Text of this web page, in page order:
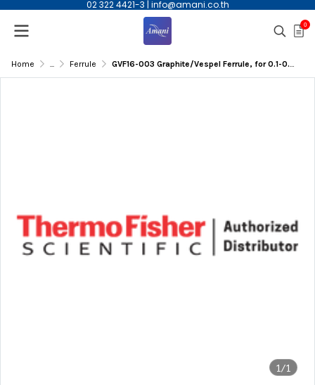
02 322 4421-3 | info@amani.co.th
0
Home ... Ferrule GVF16-003 Graphite/Vespel Ferrule, for 0.1-0.25mmID Column, 10/pk
1/1